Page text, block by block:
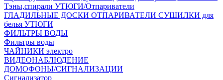
Тэны,спирали УТЮГИ/Отпариватели
ГЛАДИЛЬНЫЕ ДОСКИ ОТПАРИВАТЕЛИ СУШИЛКИ для
белья УТЮГИ
ФИЛЬТРЫ ВОДЫ
Фильтры воды
ЧАЙНИКИ электро
ВИДЕОНАБЛЮДЕНИЕ
ДОМОФОНЫ/СИГНАЛИЗАЦИИ
Сигнализатор